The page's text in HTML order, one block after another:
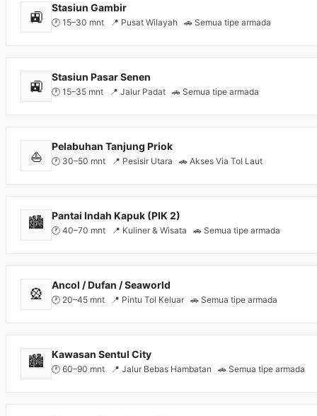
🚉
Stasiun Gambir
🕐 15–30 mnt 📍 Pusat Wilayah 🚗 Semua tipe armada
🚉
Stasiun Pasar Senen
🕐 15–35 mnt 📍 Jalur Padat 🚗 Semua tipe armada
⛵
Pelabuhan Tanjung Priok
🕐 30–50 mnt 📍 Pesisir Utara 🚗 Akses Via Tol Laut
🏙️ Pantai Indah Kapuk (PIK 2)
🕐 40–70 mnt 📍 Kuliner & Wisata 🚗 Semua tipe armada
🎡
Ancol / Dufan / Seaworld
🕐 20–45 mnt 📍 Pintu Tol Keluar 🚗 Semua tipe armada
🏙️ Kawasan Sentul City
🕐 60–90 mnt 📍 Jalur Bebas Hambatan 🚗 Semua tipe armada